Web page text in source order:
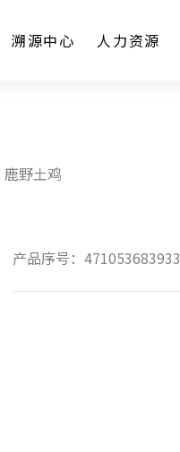
溯源中心 人力资源
鹿野土鸡
产品序号：471053683933